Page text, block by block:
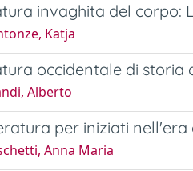
invaghita del corpo:
Katja
occidentale di
Alberto
per iniziati nell'era
Anna Maria